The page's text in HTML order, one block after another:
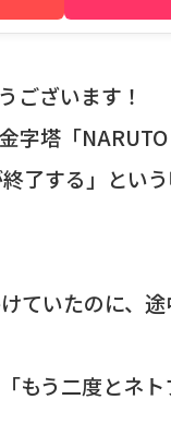
ございます！
字塔「
了する」とい
ていたのに、
もう二度とネ